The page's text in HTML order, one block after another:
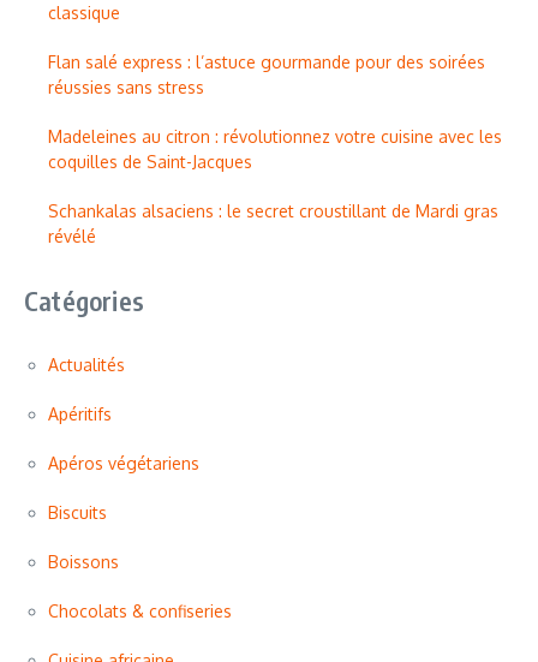
classique
Flan salé express : l’astuce gourmande pour des soirées
réussies sans stress
Madeleines au citron : révolutionnez votre cuisine avec les
coquilles de Saint-Jacques
Schankalas alsaciens : le secret croustillant de Mardi gras
révélé
Catégories
Actualités
Apéritifs
Apéros végétariens
Biscuits
Boissons
Chocolats & confiseries